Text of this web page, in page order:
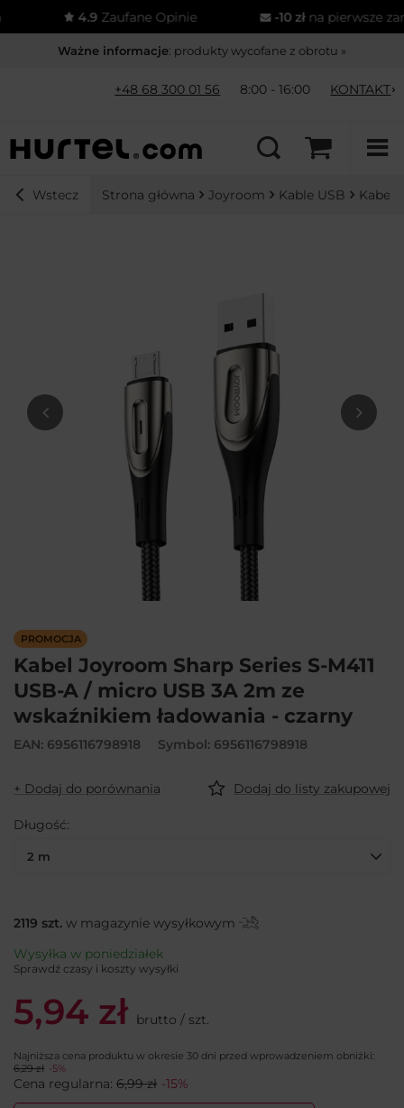
4.9Zaufane Opinie -10 złna pierwsze
Ważne informacje: produkty wycofane z obrotu »
+48 68 300 01 56 8:00 - 16:00 KONTAKT
Wstecz Strona główna Joyroom Kable USB Kabel
PROMOCJA
Kabel Joyroom Sharp Series S-M411
USB-A / micro USB 3A 2m ze
wskaźnikiem ładowania - czarny
EAN: 6956116798918 Symbol: 6956116798918
+ Dodaj do porównania Dodaj do listy zakupowej
Długość
2 m
2119 szt. w magazynie wysyłkowym
Wysyłka w poniedziałek
Sprawdź czasy i koszty wysyłki
5,94 zł brutto / szt.
Najniższa cena produktu w okresie 30 dni przed wprowadzeniem obniżki:
6,29 zł
-5%
Cena regularna: 6,99 zł -15%